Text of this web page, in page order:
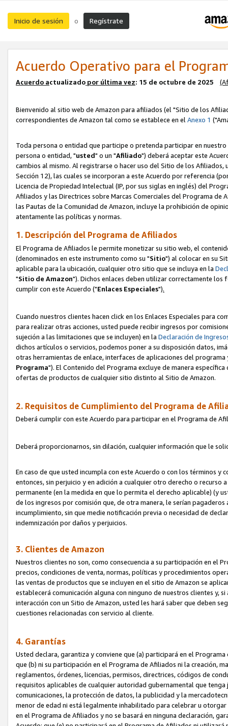
Inicio de sesión o Regístrate
Acuerdo Operativo para el
Acuerdo actualizado por última vez: 15 de octubre de 2025
Bienvenido al sitio web de Amazon para afiliados (el "Sitio de los
correspondientes de Amazon tal como se establece en elAnexo 1
Toda persona o entidad que participe o pretenda participar en
persona o entidad, "usted" o un "Afiliado") deberá aceptar este
cambios al mismo. Al registrarse o hacer uso del Sitio de los
Sección 12), las cuales se incorporan a este Acuerdo por referencia
Licencia de Propiedad Intelectual (IP, por sus siglas en inglés) del
Afiliados y las Directrices sobre Marcas Comerciales del Programa
las Pautas de la Comunidad de Amazon, incluye la prohibición de
atentamente las políticas y normas.
1. Descripción del Programa de Afiliados
El Programa de Afiliados le permite monetizar su sitio web, el
(denominados en este instrumento como su "Sitio") al colocar en su
aplicable para la ubicación, cualquier otro sitio que se incluya en la
"Sitio de Amazon"). Dichos enlaces deben utilizar correctamente los
cumplir con este Acuerdo ("Enlaces Especiales").
Cuando nuestros clientes hacen click en los Enlaces Especiales para
para realizar otras acciones, usted puede recibir ingresos por
sujeción a las limitaciones que se incluyen) en la Declaración de
dichos artículos o servicios, podemos poner a su disposición datos,
otras herramientas de enlace, interfaces de aplicaciones del
Programa"). El Contenido del Programa excluye de manera
ofertas de productos de cualquier sitio distinto al Sitio de Amazon.
2. Requisitos de Cumplimiento del Programa de
Deberá cumplir con este Acuerdo para participar en el Programa de
Deberá proporcionarnos, sin dilación, cualquier información que le
En caso de que usted incumpla con este Acuerdo o con los términos
entonces, sin perjuicio y en adición a cualquier otro derecho o
permanente (en la medida en que lo permita el derecho aplicable) (y
de los ingresos por comisión que, de otra manera, le serían
incumplimiento, sin que medie notificación previa o necesidad de
indemnización por daños y perjuicios.
3. Clientes de Amazon
Nuestros clientes no son, como consecuencia a su participación en el
precios, condiciones de venta, normas, políticas y procedimientos
las ventas de productos que se incluyen en el sitio de Amazon se
establecerá comunicación alguna con ninguno de nuestros clientes y,
interacción con un Sitio de Amazon, usted les hará saber que deben
cuestiones relacionadas con servicio al cliente.
4. Garantías
Usted declara, garantiza y conviene que (a) participará en el
que (b) ni su participación en el Programa de Afiliados ni la creación,
reglamentos, órdenes, licencias, permisos, directrices, códigos de
requisitos aplicables de cualquier autoridad gubernamental que
comunicaciones, la protección de datos, la publicidad y la
menor de edad ni está legalmente inhabilitado para celebrar u
en el Programa de Afiliados y no se basará en ninguna declaración,